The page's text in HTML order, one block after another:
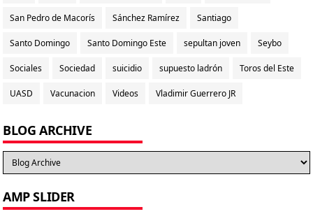
San Pedro de Macorís Sánchez Ramírez Santiago
Santo Domingo Santo Domingo Este sepultan joven Seybo
Sociales Sociedad suicidio supuesto ladrón Toros del Este
UASD Vacunacion Videos Vladimir Guerrero JR
BLOG ARCHIVE
AMP SLIDER